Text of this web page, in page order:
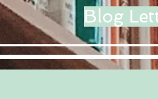
Blog